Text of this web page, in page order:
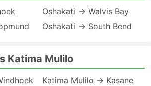
Oshakati → Walvis Bay
Oshakati → South Bend
Katima Mulilo
Katima Mulilo → Kasane